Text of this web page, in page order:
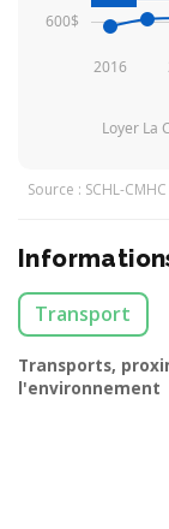
Loyer La
2016
600$
Source : SCHL-CMHC
Transport
Transports,
l'environnement